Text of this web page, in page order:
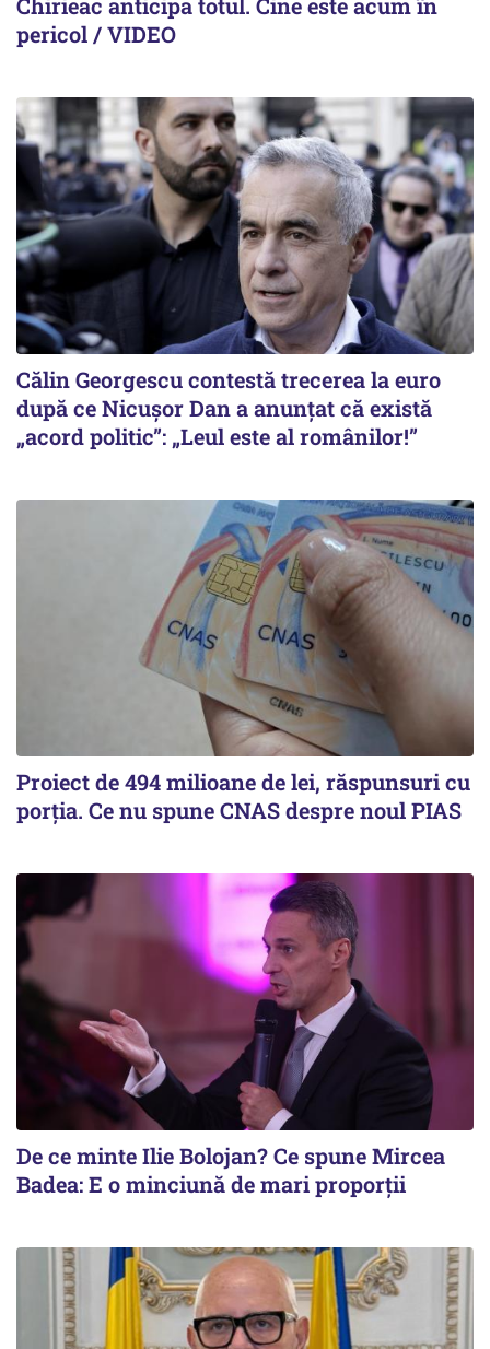
pericol / VIDEO
Călin Georgescu contestă trecerea la euro
după ce Nicușor Dan a anunțat că există
„acord politic”: „Leul este al românilor!”
Proiect de 494 milioane de lei, răspunsuri cu
porția. Ce nu spune CNAS despre noul PIAS
De ce minte Ilie Bolojan? Ce spune Mircea
Badea: E o minciună de mari proporții